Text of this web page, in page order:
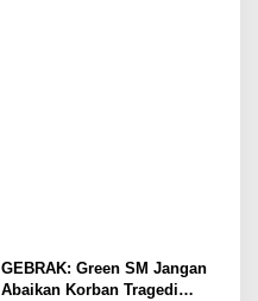
GEBRAK: Green SM Jangan
Abaikan Korban Tragedi